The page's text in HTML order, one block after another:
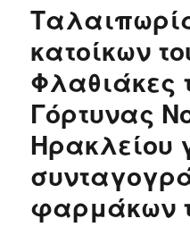
κατοίκων
Φλαθιάκες
Γόρτυνας
Ηρακλείου
φαρμάκων